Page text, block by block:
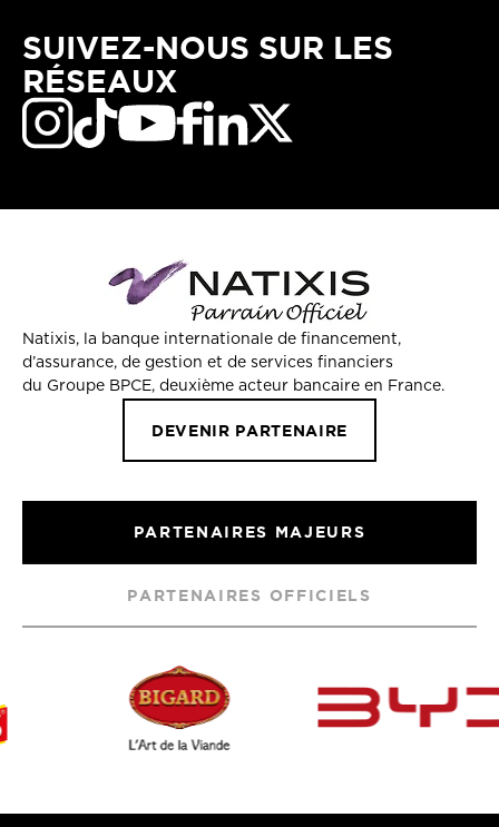
SUIVEZ-NOUS SUR LES
RÉSEAUX
Natixis, la banque internationale de financement,
d’assurance, de gestion et de services financiers
du Groupe BPCE, deuxième acteur bancaire en France.
DEVENIR PARTENAIRE
PARTENAIRES MAJEURS
PARTENAIRES OFFICIELS